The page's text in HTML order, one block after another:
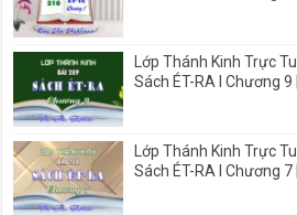
Lớp Thánh Kinh Trực
Sách ÉT-RA I Chương
Lớp Thánh Kinh Trực
Sách ÉT-RA I Chương